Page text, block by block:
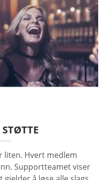
STØTTE
liten. Hvert medlem
Supportteamet viser